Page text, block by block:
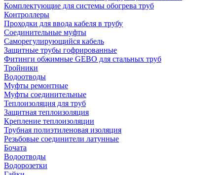
Комплектующие для системы обогрева труб
Контроллеры
Проходки для ввода кабеля в трубу
Соединительные муфты
Саморегулирующийся кабель
Защитные трубы гофрированные
Фитинги обжимные GEBO для стальных труб
Тройники
Водоотводы
Муфты ремонтные
Муфты соединительные
Теплоизоляция для труб
Защитная теплоизоляция
Крепление теплоизоляции
Трубная полиэтиленовая изоляция
Резьбовые соединители латунные
Бочата
Водоотводы
Водорозетки